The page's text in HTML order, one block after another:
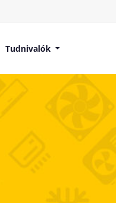
Tudnivalók